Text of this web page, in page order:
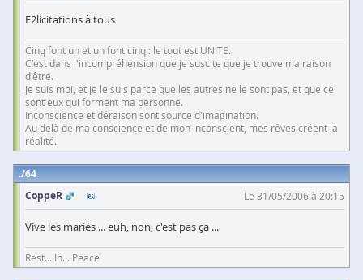
F2licitations à tous
Cinq font un et un font cinq : le tout est UNITE.
C'est dans l'incompréhension que je suscite que je trouve ma raison
d'être.
Je suis moi, et je le suis parce que les autres ne le sont pas, et que ce
sont eux qui forment ma personne.
Inconscience et déraison sont source d'imagination.
Au delà de ma conscience et de mon inconscient, mes rêves créent la
réalité.
64
CoppeR
Le 31/05/2006 à 20:15
Vive les mariés ... euh, non, c'est pas ça ...
Rest... In... Peace